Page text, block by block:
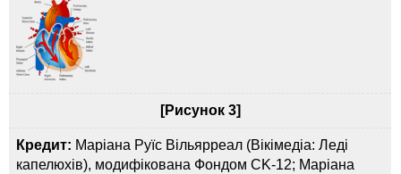
[Рисунок 3]
Кредит: Маріана Руїс Вільярреал (Вікімедіа: Леді
капелюхів), модифікована Фондом CK-12; Маріана